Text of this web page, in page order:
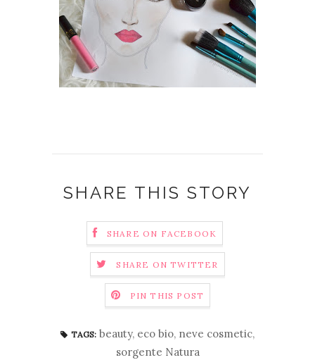
SHARE THIS STORY
SHARE ON FACEBOOK
SHARE ON TWITTER
PIN THIS POST
TAGS: beauty, eco bio, neve cosmetic,
sorgente Natura